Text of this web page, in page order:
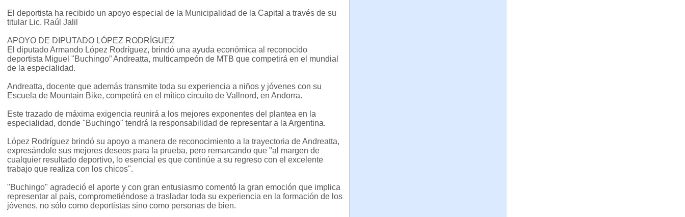
El deportista ha recibido un apoyo especial de la Municipalidad de la Capital a través de su
titular Lic. Raúl Jalil
APOYO DE DIPUTADO LÓPEZ RODRÍGUEZ
El diputado Armando López Rodríguez, brindó una ayuda económica al reconocido
deportista Miguel "Buchingo” Andreatta, multicampeón de MTB que competirá en el mundial
de la especialidad.
Andreatta, docente que además transmite toda su experiencia a niños y jóvenes con su
Escuela de Mountain Bike, competirá en el mítico circuito de Vallnord, en Andorra.
Este trazado de máxima exigencia reunirá a los mejores exponentes del plantea en la
especialidad, donde "Buchingo" tendrá la responsabilidad de representar a la Argentina.
López Rodríguez brindó su apoyo a manera de reconocimiento a la trayectoria de Andreatta,
expresándole sus mejores deseos para la prueba, pero remarcando que "al margen de
cualquier resultado deportivo, lo esencial es que continúe a su regreso con el excelente
trabajo que realiza con los chicos".
"Buchingo" agradeció el aporte y con gran entusiasmo comentó la gran emoción que implica
representar al país, comprometiéndose a trasladar toda su experiencia en la formación de los
jóvenes, no sólo como deportistas sino como personas de bien.